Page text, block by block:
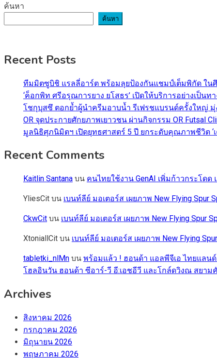
ค้นหา
ค้นหา
Recent Posts
ทีมมิตซูบิชิ แรลลี่อาร์ต พร้อมลุยป้องกันแชมป์เต็มพิกัด ใน
‘ค็อกพิท ศรีอรุณการยาง ยโสธร’ เปิดให้บริการอย่างเป็น
โชกุบุสซึ ตอกย้ำผู้นำครีมอาบน้ำ รีเฟรชแบรนด์ครั้งใหญ่ มุ่
OR จุดประกายศักยภาพเยาวชน ผ่านกิจกรรม OR Futsal
มูลนิธิศุภนิมิตฯ เปิดยุทธศาสตร์ 5 ปี ยกระดับคุณภาพชีวิต
Recent Comments
Kaitlin Santana บน คนไทยใช้งาน GenAI เพิ่มก้าวกระโด
YliesCit บน เบนท์ลีย์ มอเตอร์ส เผยภาพ New Flying
CkwCit บน เบนท์ลีย์ มอเตอร์ส เผยภาพ New Flying Spur
XtoniallCit บน เบนท์ลีย์ มอเตอร์ส เผยภาพ New Flying
tabletki_nlMn บน พร้อมแล้ว ! ฮอนด้า แอลพีจีเอ ไทยแลนด์
โฮลอินวัน ฮอนด้า ซีอาร์-วี อี:เอชอีวี และโกล์ดวิงณ สยา
Archives
สิงหาคม 2026
กรกฎาคม 2026
มิถุนายน 2026
พฤษภาคม 2026